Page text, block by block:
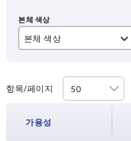
본체 색상
실버
항목/페이지
가용성